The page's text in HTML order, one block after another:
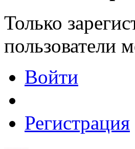
Только
пользователи
Войти
Регистрация